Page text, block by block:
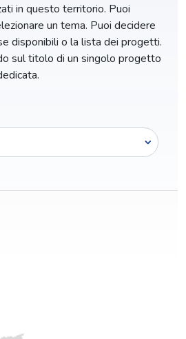
in questo territorio. Puoi
un tema. Puoi decidere
disponibili o la lista dei progetti.
sul titolo di un singolo progetto